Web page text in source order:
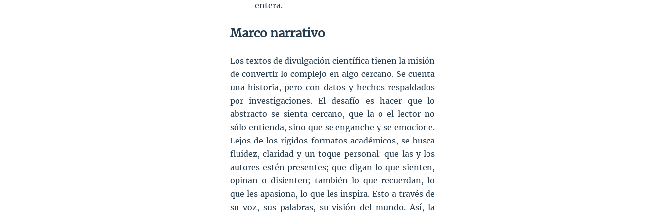
entera.
Marco narrativo
Los textos de divulgación científica tienen la misión
de convertir lo complejo en algo cercano. Se cuenta
una historia, pero con datos y hechos respaldados
por investigaciones. El desafío es hacer que lo
abstracto se sienta cercano, que la o el lector no
sólo entienda, sino que se enganche y se emocione.
Lejos de los rígidos formatos académicos, se busca
fluidez, claridad y un toque personal: que las y los
autores estén presentes; que digan lo que sienten,
opinan o disienten; también lo que recuerdan, lo
que les apasiona, lo que les inspira. Esto a través de
su voz, sus palabras, su visión del mundo. Así, la